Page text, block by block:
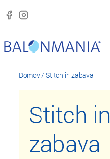
Domov/ Stitch in zabava
Stitch in
zabava